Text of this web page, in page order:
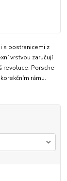
s postranicemi z
vrstvou zaručují
revoluce. Porsche
rámu.